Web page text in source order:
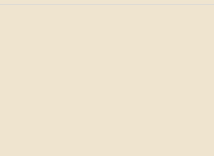
würden wir auch gerne:
durch aktives Scannen nach bestimmten
darüber, wie Ihre persönlichen Daten